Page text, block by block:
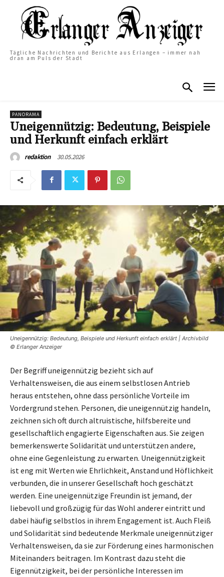
Tägliche Nachrichten und Berichte aus Erlangen – immer nah
dran am Puls der Stadt
PANORAMA
Uneigennützig: Bedeutung, Beispiele
und Herkunft einfach erklärt
redaktion 30.05.2026
Uneigennützig: Bedeutung, Beispiele und Herkunft einfach erklärt | Archivbild
© Erlanger Anzeiger
Der Begriff uneigennützig bezieht sich auf
Verhaltensweisen, die aus einem selbstlosen Antrieb
heraus entstehen, ohne dass persönliche Vorteile im
Vordergrund stehen. Personen, die uneigennützig handeln,
zeichnen sich oft durch altruistische, hilfsbereite und
gesellschaftlich engagierte Eigenschaften aus. Sie zeigen
bemerkenswerte Solidarität und unterstützen andere,
ohne eine Gegenleistung zu erwarten. Uneigennützigkeit
ist eng mit Werten wie Ehrlichkeit, Anstand und Höflichkeit
verbunden, die in unserer Gesellschaft hoch geschätzt
werden. Eine uneigennützige Freundin ist jemand, der
liebevoll und großzügig für das Wohl anderer eintritt und
dabei häufig selbstlos in ihrem Engagement ist. Auch Fleiß
und Solidarität sind bedeutende Merkmale uneigennütziger
Verhaltensweisen, da sie zur Förderung eines harmonischen
Miteinanders beitragen. Im Kontrast dazu steht die
Eigennützigkeit, bei der persönliche Interessen im